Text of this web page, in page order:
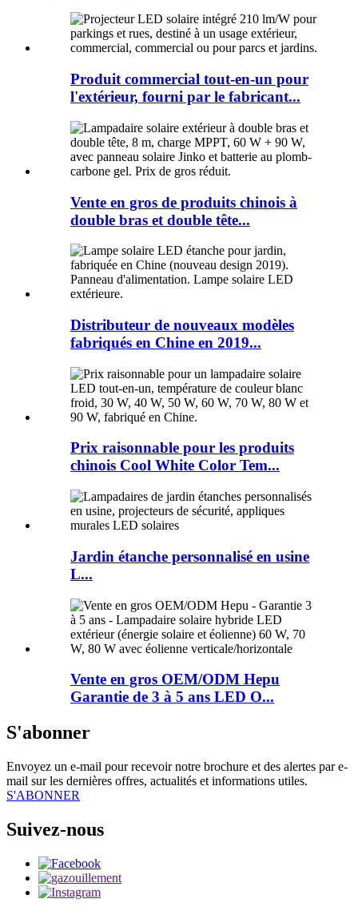
Produit commercial tout-en-un pour
l'extérieur, fourni par le fabricant...
Vente en gros de produits chinois à
double bras et double tête...
Distributeur de nouveaux modèles
fabriqués en Chine en 2019...
Prix ​​raisonnable pour les produits
chinois Cool White Color Tem...
Jardin étanche personnalisé en usine
L...
Vente en gros OEM/ODM Hepu
Garantie de 3 à 5 ans LED O...
S'abonner
Envoyez un e-mail pour recevoir notre brochure et des alertes par e-
mail sur les dernières offres, actualités et informations utiles.
S'ABONNER
Suivez-nous